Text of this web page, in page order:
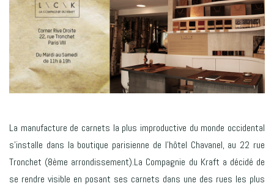
La manufacture de carnets la plus improductive du monde occidental
s’installe dans la boutique parisienne de l’hôtel Chavanel, au 22 rue
Tronchet (8ème arrondissement).La Compagnie du Kraft a décidé de
se rendre visible en posant ses carnets dans une des rues les plus